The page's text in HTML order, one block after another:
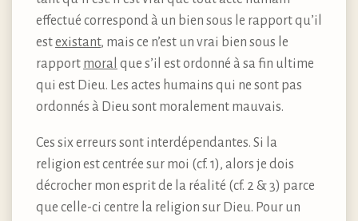
effectué correspond à un bien sous le rapport qu’il
estexistant, mais ce n’est un vrai bien sous le
rapport moral que s’il est ordonné à sa fin ultime
qui est Dieu. Les actes humains qui ne sont pas
ordonnés à Dieu sont moralement mauvais.
Ces six erreurs sont interdépendantes. Si la
religion est centrée sur moi (cf. 1), alors je dois
décrocher mon esprit de la réalité (cf. 2 & 3) parce
que celle-ci centre la religion sur Dieu. Pour un